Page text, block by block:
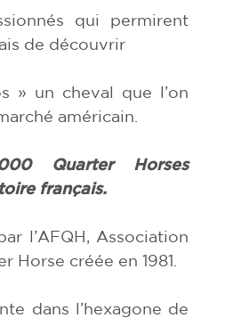
qui permirent
de découvrir
» un cheval que l’on
américain.
Quarter Horses
français.
l’AFQH, Association
Horse créée en 1981.
dans l’hexagone de